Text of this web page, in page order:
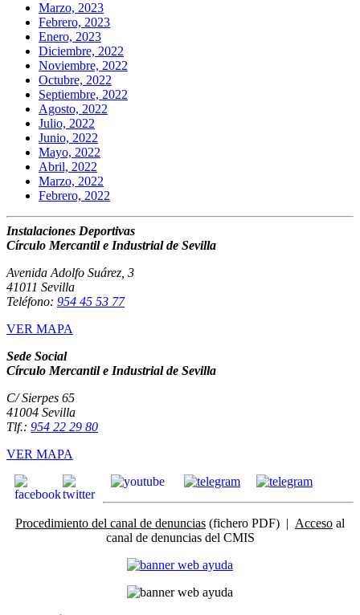
Marzo, 2023
Febrero, 2023
Enero, 2023
Diciembre, 2022
Noviembre, 2022
Octubre, 2022
Septiembre, 2022
Agosto, 2022
Julio, 2022
Junio, 2022
Mayo, 2022
Abril, 2022
Marzo, 2022
Febrero, 2022
Instalaciones Deportivas
Círculo Mercantil e Industrial de Sevilla
Avenida Adolfo Suárez, 3
41011 Sevilla
Teléfono: 954 45 53 77
VER MAPA
Sede Social
Círculo Mercantil e Industrial de Sevilla
C/ Sierpes 65
41004 Sevilla
Tlf.: 954 22 29 80
VER MAPA
Procedimiento del canal de denuncias (fichero PDF) | Acceso al
canal de denuncias del CMIS